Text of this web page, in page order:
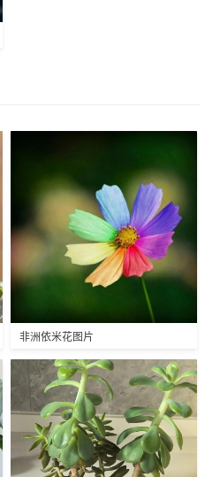
非洲依米花图片